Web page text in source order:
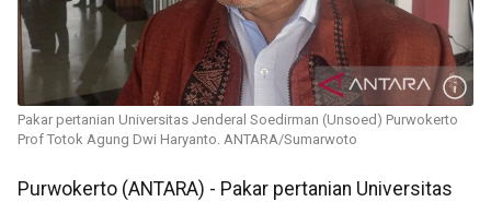
Pakar pertanian Universitas Jenderal Soedirman (Unsoed) Purwokerto
Prof Totok Agung Dwi Haryanto. ANTARA/Sumarwoto
Purwokerto (ANTARA) - Pakar pertanian Universitas